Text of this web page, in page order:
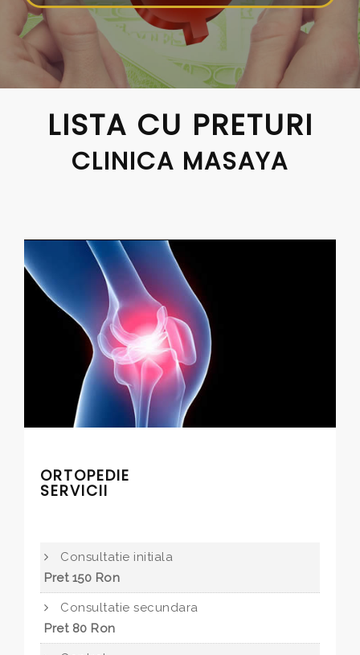
LISTA CU PRETURI
CLINICA MASAYA
ORTOPEDIE
SERVICII
Consultatie initiala
Pret 150 Ron
Consultatie secundara
Pret 80 Ron